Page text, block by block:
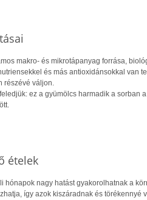
makro- és mikrotápanyag forrása,
és más antioxidánsokkal van
részévé váljon.
ez a gyümölcs harmadik a sorban
ételek
hónapok nagy hatást gyakorolhatnak a
így azok kiszáradnak és törékennyé